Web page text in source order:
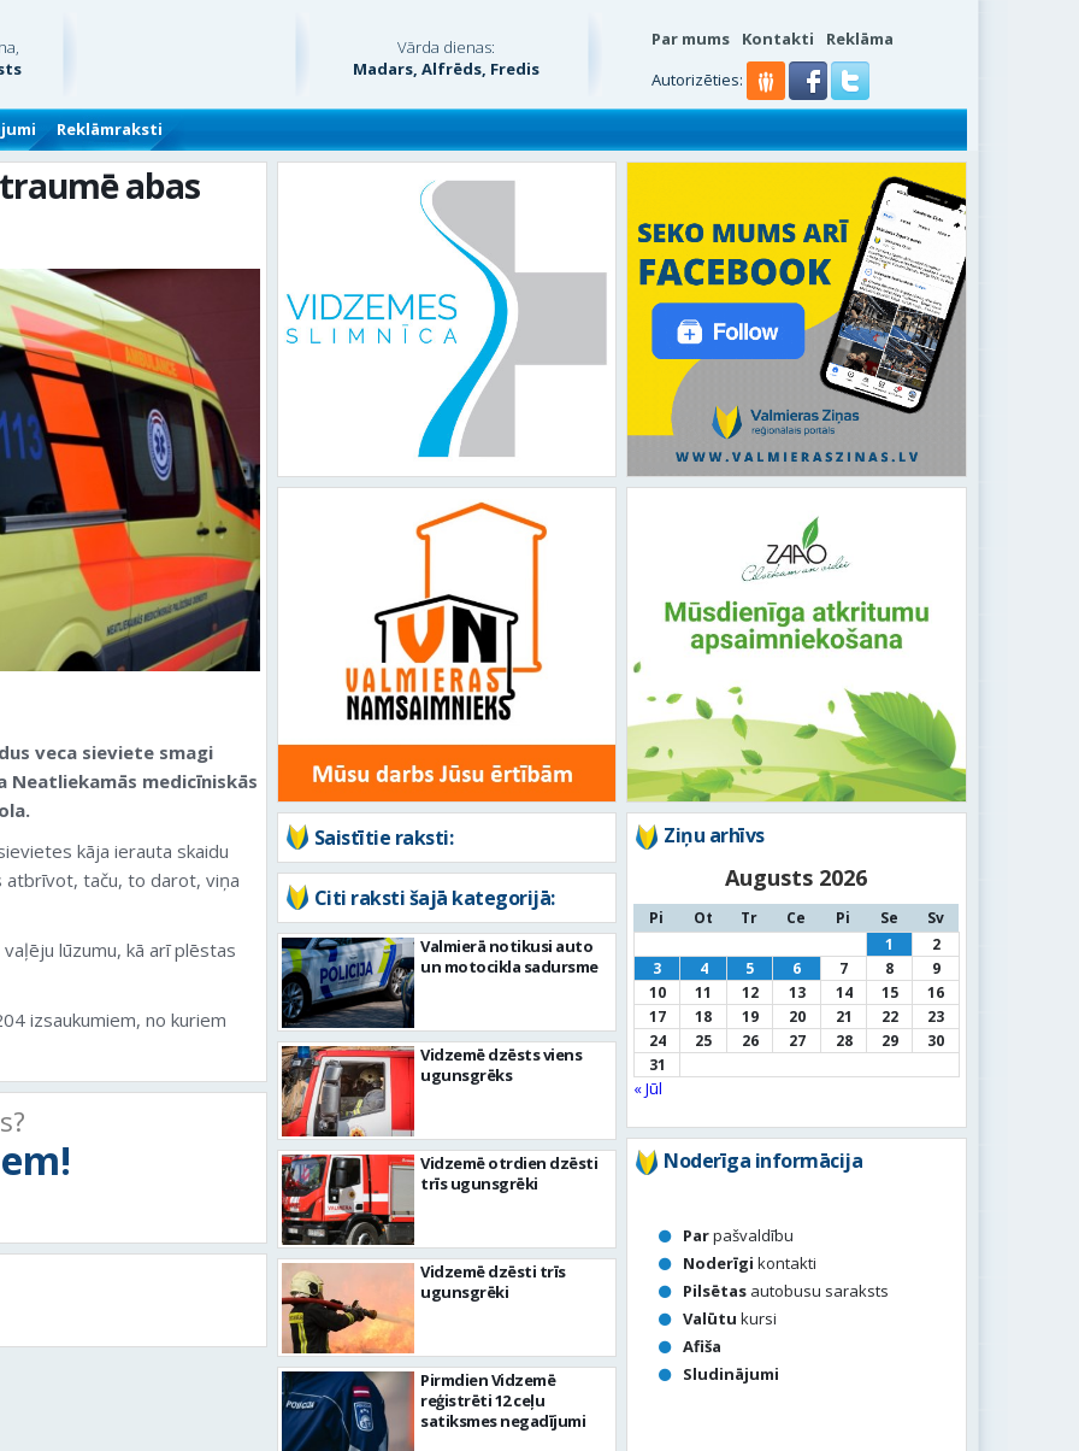
Vārda dienas:
Madars, Alfrēds, Fredis
Par mums Kontakti
Reklāma
Autorizēties:
Reklāmraksti
abas
veca sieviete smagi
Neatliekamās medicīniskās
kāja ierauta skaidu
atbrīvot, taču, to darot, viņa
lūzumu, kā arī plēstas
izsaukumiem, no kuriem
Saistītie raksti:
Citi raksti šajā kategorijā:
Valmierā notikusi auto
un motocikla sadursme
Vidzemē dzēsts viens
ugunsgrēks
Vidzemē otrdien dzēsti
trīs ugunsgrēki
Vidzemē dzēsti trīs
ugunsgrēki
Pirmdien Vidzemē
reģistrēti 12 ceļu
satiksmes negadījumi
Ziņu arhīvs
Augusts 2026
Pi Ot Tr Ce Pi Se
Sv
1
2
3
4 5 6 7 8
9
10
11 12 13 14 15
16
17
18 19 20 21 22
23
24
25 26 27 28 29
30
31
« Jūl
Noderīga informācija
Parpašvaldību
Noderīgi kontakti
Pilsētas autobusu saraksts
Valūtu kursi
Afiša
Sludinājumi